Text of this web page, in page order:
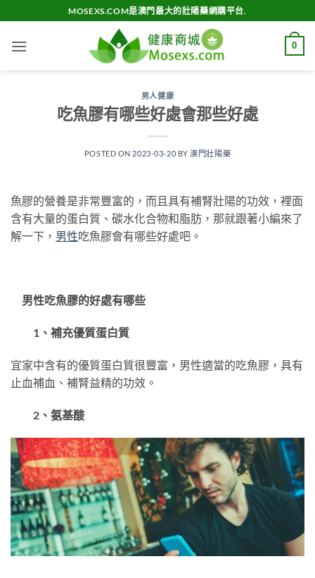
to
content
MOSEXS.COM是澳門最大的壯陽藥網購平台.
0
男人健康
吃魚膠有哪些好處會那些好處
POSTED ON 2023-03-20 BY澳門壯陽藥
魚膠的營養是非常豐富的，而且具有補腎壯陽的功效，裡面
含有大量的蛋白質、碳水化合物和脂肪，那就跟著小編來了
解一下， 男性吃魚膠會有哪些好處吧。
男性吃魚膠的好處有哪些
1、補充優質蛋白質
宜家中含有的優質蛋白質很豐富，男性適當的吃魚膠，具有
止血補血、補腎益精的功效。
2、氨基酸